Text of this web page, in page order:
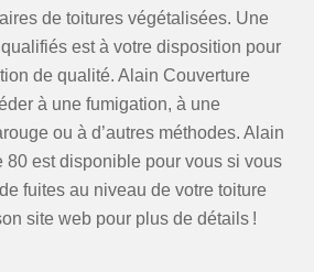
de toitures végétalisées. Une
est à votre disposition pour
de qualité. Alain Couverture
à une fumigation, à une
ou à d’autres méthodes. Alain
80 est disponible pour vous si vous
fuites au niveau de votre toiture
site web pour plus de détails !